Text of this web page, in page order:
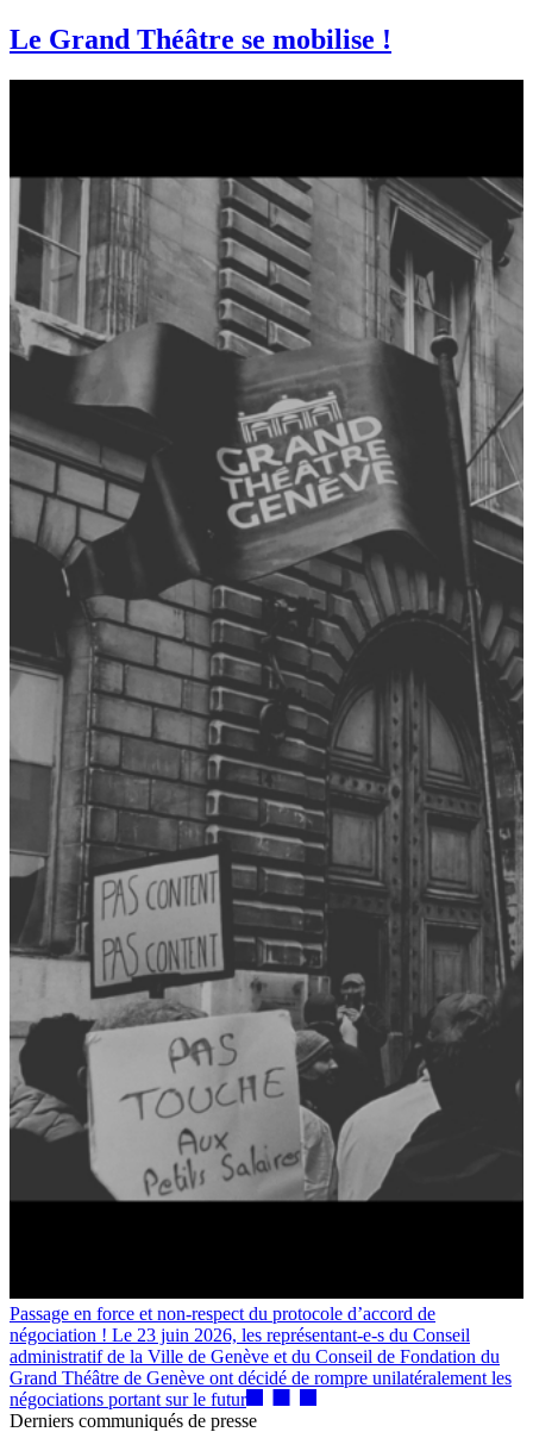
Le Grand Théâtre se mobilise !
Passage en force et non-respect du protocole d’accord de
négociation ! Le 23 juin 2026, les représentant-e-s du Conseil
administratif de la Ville de Genève et du Conseil de Fondation du
Grand Théâtre de Genève ont décidé de rompre unilatéralement les
négociations portant sur le futur
Derniers communiqués de presse